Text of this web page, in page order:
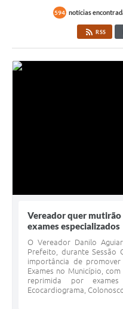
594 notícias
RSS
Vereador quer mutirão
exames especializados
O Vereador Danilo
Prefeito, durante Sessão
importância de
Exames no Município,
reprimida por exames
Ecocardiograma,